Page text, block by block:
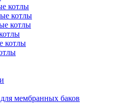
котлы
котлы
котлы
котлы
мембранных баков